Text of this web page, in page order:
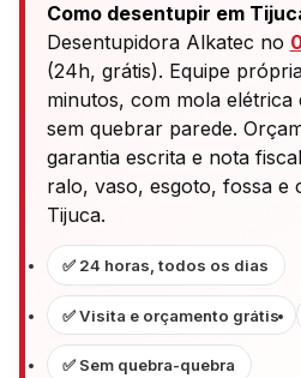
Como desentupir em
Desentupidora Alkatec no
(24h, grátis). Equipe
minutos, com mola elétrica
sem quebrar parede.
garantia escrita e nota
ralo, vaso, esgoto, fossa e
Tijuca.
✅ 24 horas, todos os dias
✅ Visita e orçamento grátis
✅ Sem quebra-quebra